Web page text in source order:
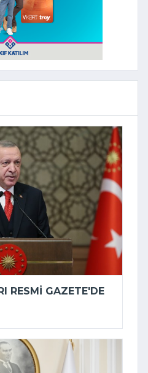
RESMI GAZETE'DE